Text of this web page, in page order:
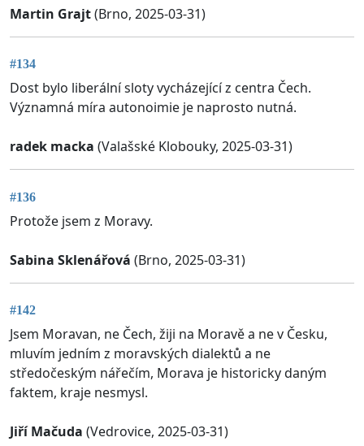
Martin Grajt(Brno, 2025-03-31)
#134
Dost bylo liberální sloty vycházející z centra Čech.
Významná míra autonoimie je naprosto nutná.
radek macka (Valašské Klobouky, 2025-03-31)
#136
Protože jsem z Moravy.
Sabina Sklenářová (Brno, 2025-03-31)
#142
Jsem Moravan, ne Čech, žiji na Moravě a ne v Česku,
mluvím jedním z moravských dialektů a ne
středočeským nářečím, Morava je historicky daným
faktem, kraje nesmysl.
Jiří Mačuda (Vedrovice, 2025-03-31)